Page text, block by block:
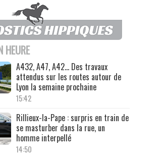
HEURE
A432, A47, A42… Des travaux
attendus sur les routes autour de
Lyon la semaine prochaine
15:42
Rillieux-la-Pape : surpris en train de
se masturber dans la rue, un
homme interpellé
14:50